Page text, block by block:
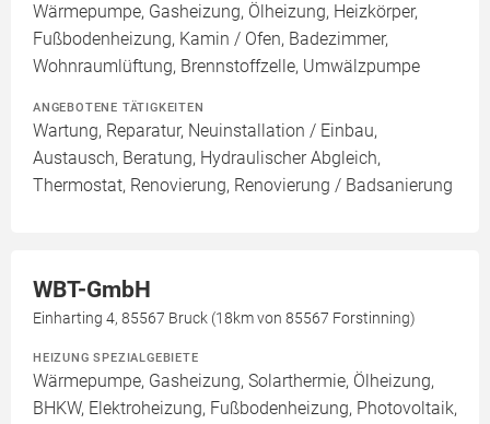
Wärmepumpe, Gasheizung, Ölheizung, Heizkörper,
Fußbodenheizung, Kamin / Ofen, Badezimmer,
Wohnraumlüftung, Brennstoffzelle, Umwälzpumpe
ANGEBOTENE TÄTIGKEITEN
Wartung, Reparatur, Neuinstallation / Einbau,
Austausch, Beratung, Hydraulischer Abgleich,
Thermostat, Renovierung, Renovierung / Badsanierung
WBT-GmbH
Einharting 4, 85567 Bruck (18km von 85567 Forstinning)
HEIZUNG SPEZIALGEBIETE
Wärmepumpe, Gasheizung, Solarthermie, Ölheizung,
BHKW, Elektroheizung, Fußbodenheizung, Photovoltaik,